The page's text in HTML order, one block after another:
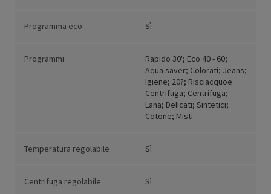
Programma eco Sì
Programmi
Rapido 30'; Eco 40 - 60;
Aqua saver; Colorati; Jeans;
Igiene; 20?; Risciacquoe
Centrifuga; Centrifuga;
Lana; Delicati; Sintetici;
Cotone; Misti
Temperatura regolabile Sì
Centrifuga regolabile Sì